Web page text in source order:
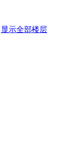
显示全部楼层